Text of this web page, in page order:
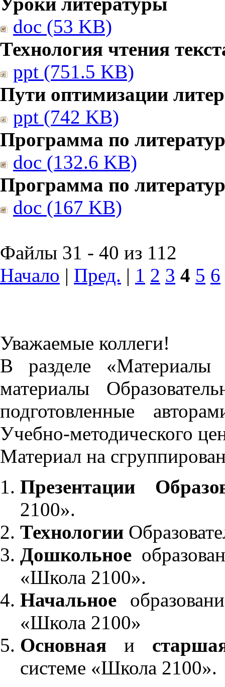
doc (53 KB)
Технология чтения
ppt (751.5 KB)
Пути оптимизации
ppt (742 KB)
Программа по
doc (132.6 KB)
Программа по
doc (167 KB)
Файлы 31 - 40 из 112
Начало | Пред. | 1 2 3 4 5 6
Уважаемые коллеги!
В разделе «Материалы
материалы
подготовленные
Учебно-методического
Материал на
Презентации
2100».
Технологии
Дошкольное
«Школа 2100».
Начальное
«Школа 2100»
Основнаяи
системе «Школа 2100».